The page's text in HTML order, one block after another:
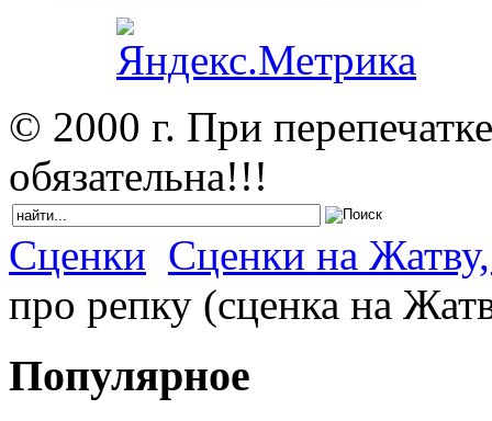
© 2000 г. При
обязательна!!!
Сценки Сценки на
про репку (сценка на
Популярное